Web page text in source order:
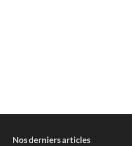
Nos derniers articles